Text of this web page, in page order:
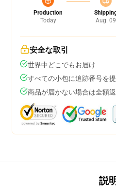
Production
Today
Aug. 09
安全な取引
世界中どこでもお届け
すべての小包に追跡番号を
商品が届かない場合は全額
説